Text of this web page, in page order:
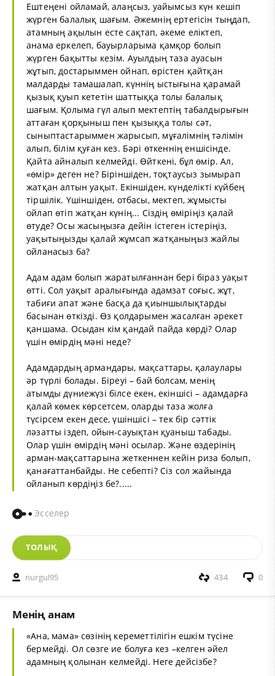
Ештеңені ойламай, алаңсыз, уайымсыз күн кешіп
жүрген балалық шағым. Әжемнің ертегісін тыңдап,
атамның ақылын есте сақтап, әкеме еліктеп,
анама еркелеп, бауырларыма қамқор болып
жүрген бақытты кезім. Ауылдың таза ауасын
жұтып, достарыммен ойнап, өрістен қайтқан
малдарды тамашалап, күннің ыстығына қарамай
қызық қуып кететін шаттыққа толы балалық
шағым. Қолыма гүл алып мектептің табалдырығын
аттаған қорқыныш пен қызыққа толы сәт,
сыныптастарыммен жарысып, мұғалімнің тәлімін
алып, білім қуған кез. Бәрі өткеннің еншісінде.
Қайта айналып келмейді. Өйткені, бұл өмір. Ал,
«өмір» деген не? Біріншіден, тоқтаусыз зымырап
жатқан алтын уақыт. Екіншіден, күнделікті күйбең
тіршілік. Үшіншіден, отбасы, мектеп, жұмысты
ойлап өтіп жатқан күнің... Сіздің өміріңіз қалай
өтуде? Осы жасыңызға дейін істеген істеріңіз,
уақытыңызды қалай жұмсап жатқаныңыз жайлы
ойланасыз ба?
Адам адам болып жаратылғаннан бері біраз уақыт
өтті. Сол уақыт аралығында адамзат соғыс, жұт,
табиғи апат және басқа да қиыншылықтарды
басынан өткізді. Өз қолдарымен жасалған әрекет
қаншама. Осыдан кім қандай пайда көрді? Олар
үшін өмірдің мәні неде?
Адамдардың армандары, мақсаттары, қалаулары
әр түрлі болады. Біреуі – бай болсам, менің
атымды дүниежүзі білсе екен, екіншісі – адамдарға
қалай көмек көрсетсем, оларды таза жолға
түсірсем екен десе, үшіншісі – тек бір сәттік
ләзатты іздеп, ойын-сауықтан қуаныш табады.
Олар үшін өмірдің мәні осылар. Және өздерінің
арман-мақсаттарына жеткеннен кейін риза болып,
қанағаттанбайды. Не себепті? Сіз сол жайында
ойланып көрдіңіз бе?.....
Эсселер
ТОЛЫҚ
nurgul95 0
434
Менің анам
«Ана, мама» сөзінің кереметтілігін ешкім түсіне
бермейді. Ол сөзге ие болуға кез –келген әйел
адамның қолынан келмейді. Неге дейсізбе?